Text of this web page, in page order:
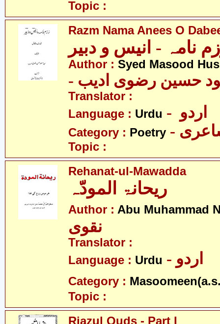
Topic :
Razm Nama Anees O
نامہ - انیس و دبیر
Author : Syed Masood
حسین رضوی ادیب
Translator :
Language : Urdu
Category : Poetry
Topic :
Rehanat-ul-Mawadda
ریحانۃ المودّہ
Author : Abu Muhammad
نقوی
Translator :
Language : Urdu - اردو
Category :
Topic :
Riazul Quds - Part I